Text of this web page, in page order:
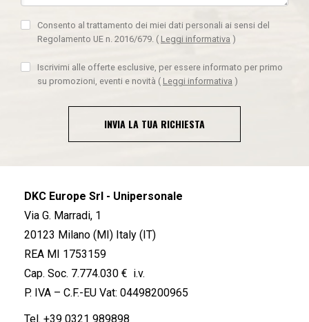
Consento al trattamento dei miei dati personali ai sensi del
Regolamento UE n. 2016/679. ( Leggi informativa )
Iscrivimi alle offerte esclusive, per essere informato per primo
su promozioni, eventi e novità ( Leggi informativa )
INVIA LA TUA RICHIESTA
DKC Europe Srl - Unipersonale
Via G. Marradi, 1
20123 Milano (MI) Italy (IT)
REA MI 1753159
Cap. Soc. 7.774.030 € i.v.
P. IVA – C.F.-EU Vat: 04498200965
Tel. +39 0321 989898